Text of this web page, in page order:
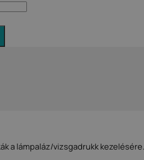
a lámpaláz/vizsgadrukk